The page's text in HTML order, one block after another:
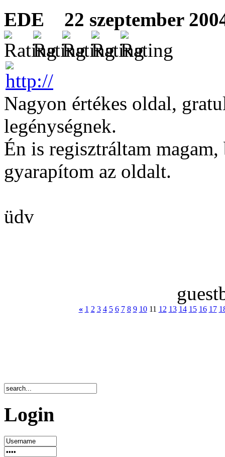
EDE
22 szeptember
Nagyon értékes oldal,
legénységnek.
Én is regisztráltam
gyarapítom az oldalt.
üdv
« 1 2 3 4 5 6 7 8 9 1011 12 13 14 15 16 17
Login